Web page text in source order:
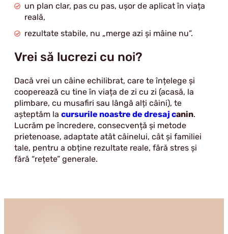
un plan clar, pas cu pas, ușor de aplicat în viața
reală,
rezultate stabile, nu „merge azi și mâine nu”.
Vrei să lucrezi cu noi?
Dacă vrei un câine echilibrat, care te înțelege și
cooperează cu tine în viața de zi cu zi (acasă, la
plimbare, cu musafiri sau lângă alți câini), te
așteptăm la cursurile noastre de dresaj canin.
Lucrăm pe încredere, consecvență și metode
prietenoase, adaptate atât câinelui, cât și familiei
tale, pentru a obține rezultate reale, fără stres și
fără “rețete” generale.